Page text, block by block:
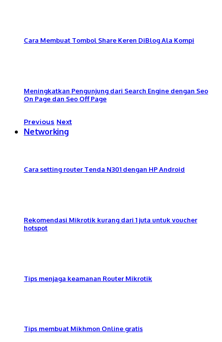
Cara Membuat Tombol Share Keren DiBlog Ala Kompi
Meningkatkan Pengunjung dari Search Engine dengan Seo
On Page dan Seo Off Page
Previous Next
Networking
Cara setting router Tenda N301 dengan HP Android
Rekomendasi Mikrotik kurang dari 1 juta untuk voucher
hotspot
Tips menjaga keamanan Router Mikrotik
Tips membuat Mikhmon Online gratis